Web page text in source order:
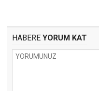
HABERE YORUM KAT